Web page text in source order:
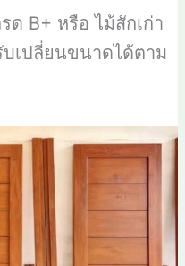
ด B+ หรือ ไม้สักเก่า
เปลี่ยนขนาดได้ตาม